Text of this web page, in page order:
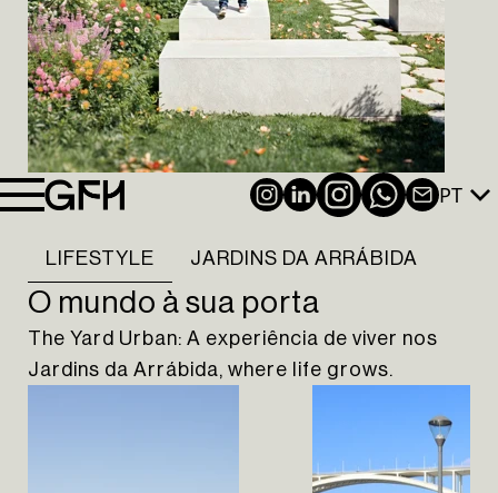
INSTAGRAM
LINKEDIN PT
LIFESTYLE JARDINS DA ARRÁBIDA
O mundo à sua porta
The Yard Urban: A experiência de viver nos
Jardins da Arrábida, where life grows.